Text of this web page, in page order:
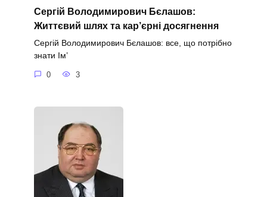
Сергій Володимирович Бєлашов:
Життєвий шлях та кар’єрні досягнення
Сергій Володимирович Бєлашов: все, що потрібно
знати Ім’
0 3